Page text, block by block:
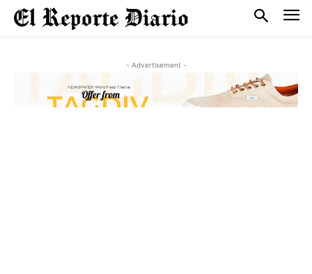
- Advertisement -